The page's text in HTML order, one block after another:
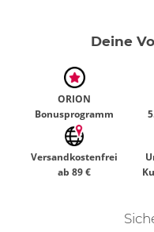
Deine
ORION
Bonusprogramm
Versandkostenfrei
ab 89 €